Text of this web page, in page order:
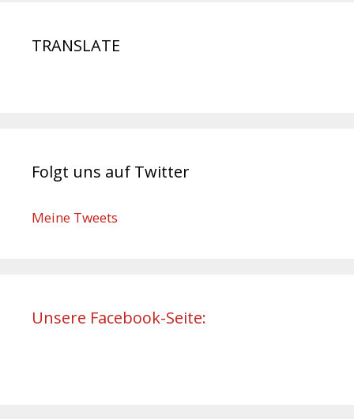
TRANSLATE
Folgt uns auf Twitter
Meine Tweets
Unsere Facebook-Seite: